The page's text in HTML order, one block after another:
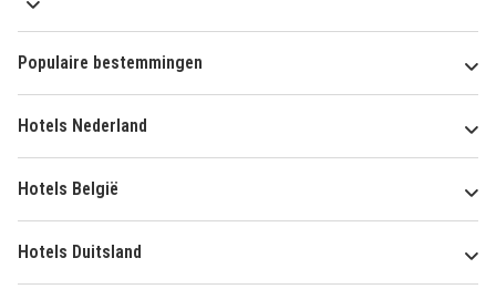
Populaire bestemmingen
Hotels Nederland
Hotels België
Hotels Duitsland